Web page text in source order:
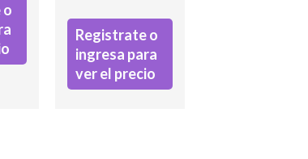
o
Registrate o
ingresa para
ver el precio